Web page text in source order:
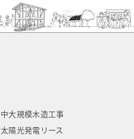
中大規模木造工事
太陽光発電リース